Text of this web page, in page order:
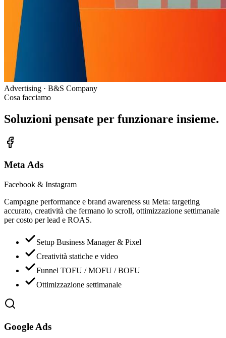
Advertising · B&S Company
Cosa facciamo
Soluzioni pensate per funzionare insieme.
Meta Ads
Facebook & Instagram
Campagne performance e brand awareness su Meta: targeting
accurato, creatività che fermano lo scroll, ottimizzazione settimanale
per costo per lead e ROAS.
Setup Business Manager & Pixel
Creatività statiche e video
Funnel TOFU / MOFU / BOFU
Ottimizzazione settimanale
Google Ads